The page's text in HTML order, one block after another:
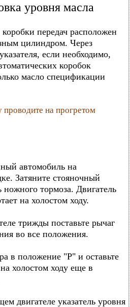
уровня масла
передач расположен
цилиндром. Через
если необходимо,
коробок
масло спецификации
на прогретом
автомобиль на
Затяните стояночный
тормоза. Двигатель
на холостом ходу.
трижды поставьте рычаг
во все положения.
в положение "Р" и оставьте
холостом ходу еще в
двигателе указатель уровня